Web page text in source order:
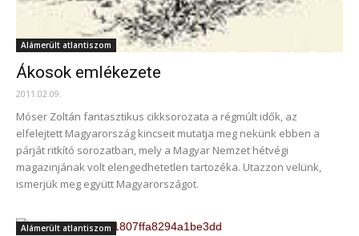
Alámerült atlantiszom
Ákosok emlékezete
2011.02.09.
Móser Zoltán fantasztikus cikksorozata a régmúlt idők, az
elfelejtett Magyarország kincseit mutatja meg nekünk ebben a
párját ritkító sorozatban, mely a Magyar Nemzet hétvégi
magazinjának volt elengedhetetlen tartozéka. Utazzon velünk,
ismerjük meg együtt Magyarországot.
Alámerült atlantiszom